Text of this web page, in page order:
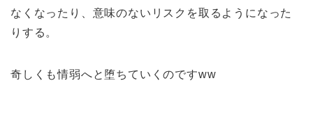
なくなったり、意味のないリスクを取るようになった
りする。
奇しくも情弱へと堕ちていくのですww